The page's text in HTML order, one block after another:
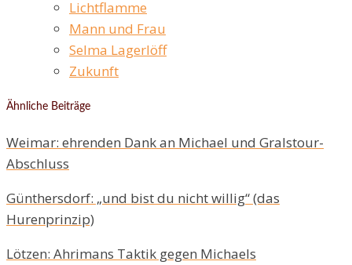
Lichtflamme
Mann und Frau
Selma Lagerlöff
Zukunft
Ähnliche Beiträge
Weimar: ehrenden Dank an Michael und Gralstour-
Abschluss
Günthersdorf: „und bist du nicht willig“ (das
Hurenprinzip)
Lötzen: Ahrimans Taktik gegen Michaels